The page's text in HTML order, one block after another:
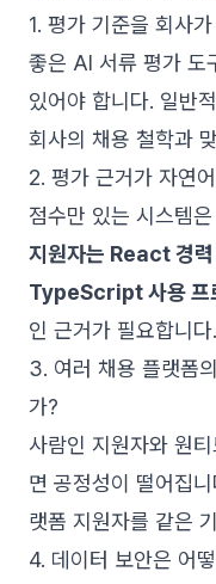
1. 평가 기준을 회사
좋은 AI 서류 평가 도
있어야 합니다. 일반
회사의 채용 철학과
2. 평가 근거가 자연
점수만 있는 시스템
지원자는 React 경력
TypeScript 사용 프
인 근거가 필요합니다.
3. 여러 채용 플랫폼
가?
사람인 지원자와 원
면 공정성이 떨어집
랫폼 지원자를 같은
4. 데이터 보안은 어